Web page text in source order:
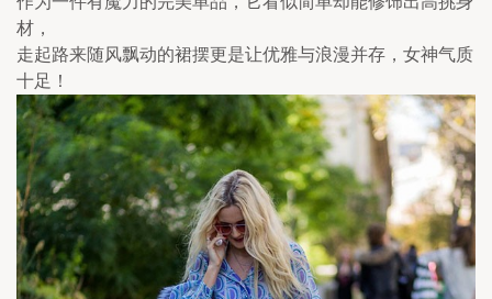
材，
走起路来随风飘动的裙摆更是让优雅与浪漫并存，女神气质
十足！